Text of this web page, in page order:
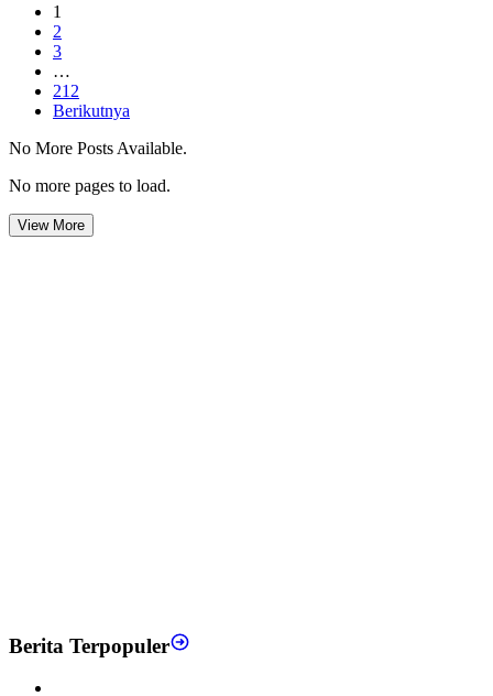
1
2
3
…
212
Berikutnya
No More Posts Available.
No more pages to load.
View More
Berita Terpopuler